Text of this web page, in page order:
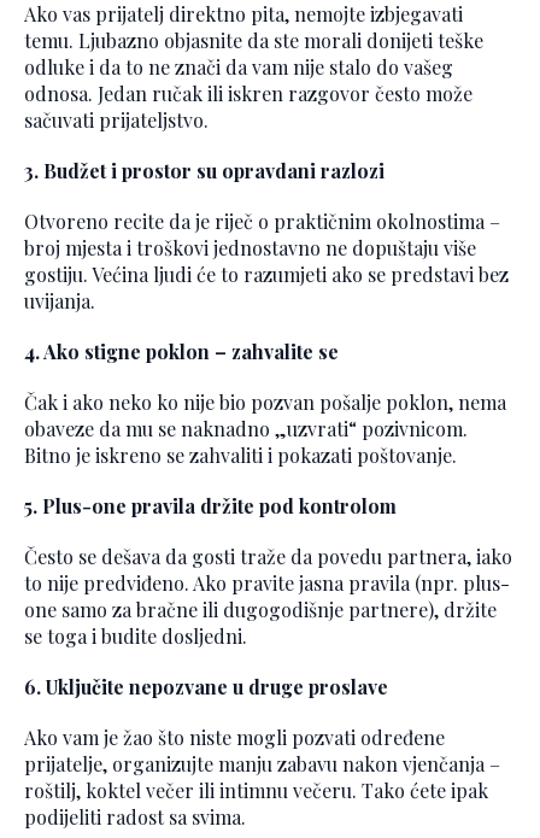
Ako vas prijatelj direktno pita, nemojte izbjegavati
temu. Ljubazno objasnite da ste morali donijeti teške
odluke i da to ne znači da vam nije stalo do vašeg
odnosa. Jedan ručak ili iskren razgovor često može
sačuvati prijateljstvo.
3. Budžet i prostor su opravdani razlozi
Otvoreno recite da je riječ o praktičnim okolnostima –
broj mjesta i troškovi jednostavno ne dopuštaju više
gostiju. Većina ljudi će to razumjeti ako se predstavi bez
uvijanja.
4. Ako stigne poklon – zahvalite se
Čak i ako neko ko nije bio pozvan pošalje poklon, nema
obaveze da mu se naknadno „uzvrati“ pozivnicom.
Bitno je iskreno se zahvaliti i pokazati poštovanje.
5. Plus-one pravila držite pod kontrolom
Često se dešava da gosti traže da povedu partnera, iako
to nije predviđeno. Ako pravite jasna pravila (npr. plus-
one samo za bračne ili dugogodišnje partnere), držite
se toga i budite dosljedni.
6. Uključite nepozvane u druge proslave
Ako vam je žao što niste mogli pozvati određene
prijatelje, organizujte manju zabavu nakon vjenčanja –
roštilj, koktel večer ili intimnu večeru. Tako ćete ipak
podijeliti radost sa svima.